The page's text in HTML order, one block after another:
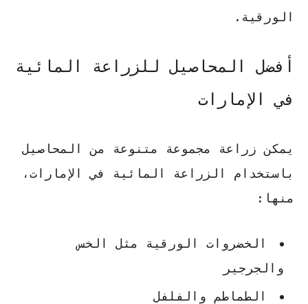
الورقية.
أفضل المحاصيل للزراعة المائية
في الإمارات
يمكن زراعة مجموعة متنوعة من المحاصيل
باستخدام الزراعة المائية في الإمارات،
منها:
الخضروات الورقية مثل الخس
والجرجير
الطماطم والفلفل